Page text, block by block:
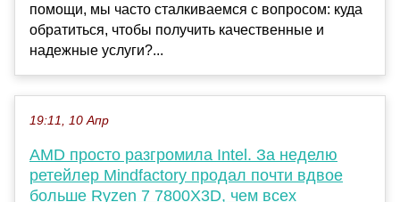
помощи, мы часто сталкиваемся с вопросом: куда
обратиться, чтобы получить качественные и
надежные услуги?...
19:11, 10 Апр
AMD просто разгромила Intel. За неделю
ретейлер Mindfactory продал почти вдвое
больше Ryzen 7 7800X3D, чем всех